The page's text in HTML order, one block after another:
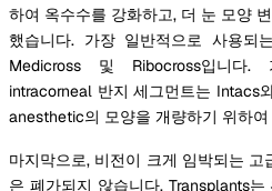
하여 옥수수를 강화하고, 더 눈 모양
했습니다. 가장 일반적으로 사용
Medicross 및 Ribocross입니다.
intracorneal 반지 세그먼트는 Intacs
anesthetic의 모양을 개량하기 위하
마지막으로, 비전이 크게 임박되는
은 폐가되지 않습니다. Transplants